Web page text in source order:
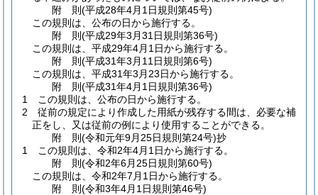
附 則(平成28年4月1日規則第45号)
この規則は、公布の日から施行する。
附 則(平成29年3月31日規則第36号)
この規則は、平成29年4月1日から施行する。
附 則(平成31年3月11日規則第6号)
この規則は、平成31年3月23日から施行する。
附 則(平成31年4月1日規則第36号)
1
この規則は、公布の日から施行する。
2
従前の規定により作成した用紙が残存する間は、必要な補
正をし、又は従前の例により使用することができる。
附 則(令和元年9月25日規則第24号)抄
1
この規則は、令和2年4月1日から施行する。
附 則(令和2年6月25日規則第60号)
この規則は、令和2年7月1日から施行する。
附 則(令和3年4月1日規則第46号)